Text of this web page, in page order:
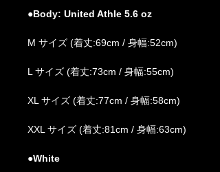
●Body: United Athle 5.6 oz
M サイズ (着丈:69cm / 身幅:52cm)
L サイズ (着丈:73cm / 身幅:55cm)
XL サイズ (着丈:77cm / 身幅:58cm)
XXL サイズ (着丈:81cm / 身幅:63cm)
●White